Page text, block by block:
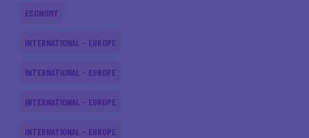
ECONOMY
INTERNATIONAL - EUROPE
INTERNATIONAL - EUROPE
INTERNATIONAL - EUROPE
INTERNATIONAL - EUROPE